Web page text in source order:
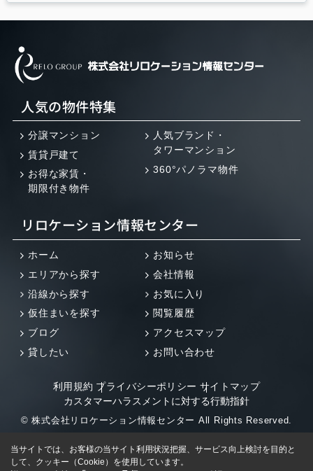
人気の物件特集
分譲マンション
賃貸戸建て
お得な家賃・
期限付き物件
人気ブランド・
タワーマンション
360°パノラマ物件
リロケーション情報センター
ホーム
エリアから探す
沿線から探す
仮住まいを探す
ブログ
貸したい
お知らせ
会社情報
お気に入り
閲覧履歴
アクセスマップ
お問い合わせ
利用規約 プライバシーポリシー サイトマップ
カスタマーハラスメントに対する行動指針
© 株式会社リロケーション情報センター All Rights Reserved.
当サイトでは、お客様の当サイト利用状況把握、サービス向上検討を目的と
して、クッキー（Cookie）を使用しています。